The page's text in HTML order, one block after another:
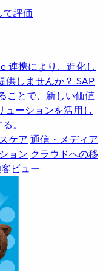
て評価
連携により、進化し
供しませんか？ SAP
ことで、新しい価値
ューションを活用し
。
ケア 通信・メディア
ョン クラウドへの移
ビュー